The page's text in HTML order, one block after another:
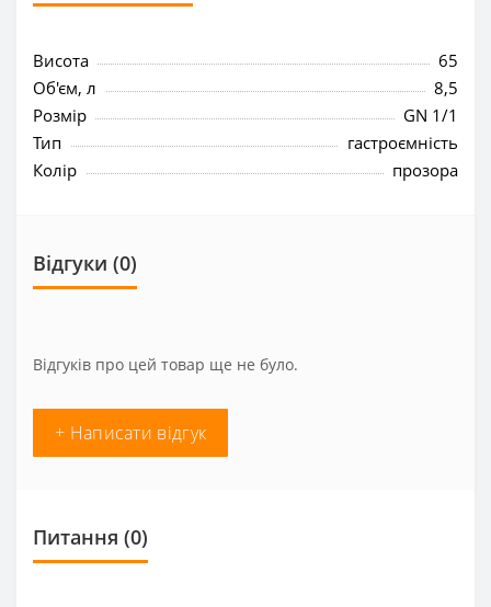
Висота
65
Об'єм, л
8,5
Розмір
GN 1/1
Тип
гастроємність
Колір
прозора
Відгуки (0)
Відгуків про цей товар ще не було.
+ Написати відгук
Питання (0)